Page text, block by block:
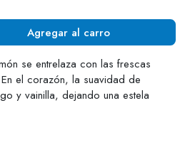
Agregar al carro
se entrelaza con las frescas
el corazón, la suavidad de
y vainilla, dejando una estela